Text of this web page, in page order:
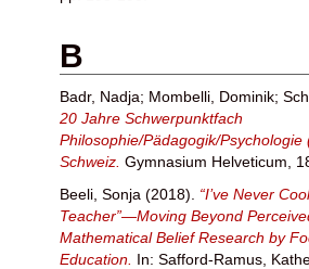
B
Badr, Nadja; Mombelli, Dominik;
20 Jahre Schwerpunktfach
Philosophie/Pädagogik/Psychologie
Schweiz. Gymnasium Helveticum,
Beeli, Sonja (2018). “I’ve Never
Teacher”—Moving Beyond
Mathematical Belief Research by
Education. In: Safford-Ramus,